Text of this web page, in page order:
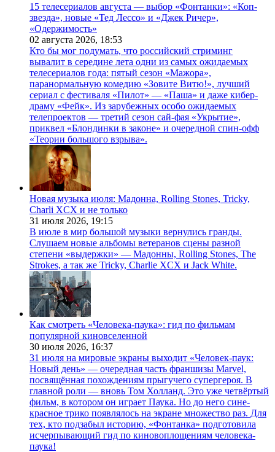
15 телесериалов августа — выбор «Фонтанки»: «Коп-
звезда», новые «Тед Лессо» и «Джек Ричер»,
«Одержимость»
02 августа 2026, 18:53
Кто бы мог подумать, что российский стриминг
вывалит в середине лета одни из самых ожидаемых
телесериалов года: пятый сезон «Мажора»,
паранормальную комедию «Зовите Витю!», лучший
сериал с фестиваля «Пилот» — «Паша» и даже кибер-
драму «Фейк». Из зарубежных особо ожидаемых
телепроектов — третий сезон сай-фая «Укрытие»,
приквел «Блондинки в законе» и очередной спин-офф
«Теории большого взрыва».
Новая музыка июля: Мадонна, Rolling Stones, Tricky,
Charli XCX и не только
31 июля 2026, 19:15
В июле в мир большой музыки вернулись гранды.
Слушаем новые альбомы ветеранов сцены разной
степени «выдержки» — Мадонны, Rolling Stones, The
Strokes, а так же Tricky, Charlie XCX и Jack White.
Как смотреть «Человека-паука»: гид по фильмам
популярной киновселенной
30 июля 2026, 16:37
31 июля на мировые экраны выходит «Человек-паук:
Новый день» — очередная часть франшизы Marvel,
посвящённая похождениям прыгучего супергероя. В
главной роли — вновь Том Холланд. Это уже четвёртый
фильм, в котором он играет Паука. Но до него сине-
красное трико появлялось на экране множество раз. Для
тех, кто подзабыл историю, «Фонтанка» подготовила
исчерпывающий гид по киновоплощениям человека-
паука!